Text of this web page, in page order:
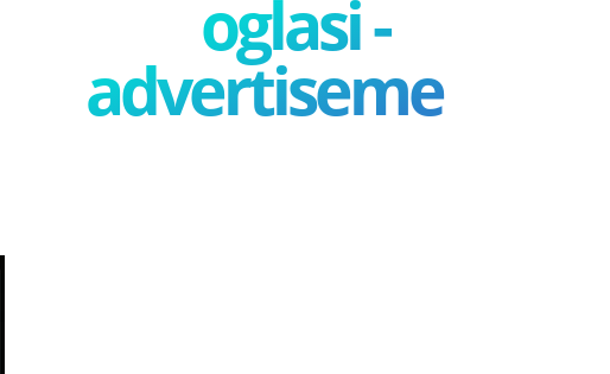
oglasi -
advertisement